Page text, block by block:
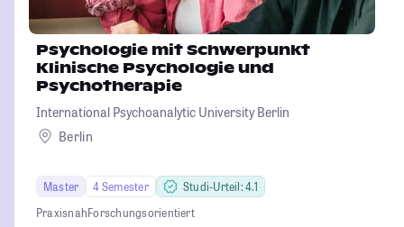
Psychologie mit Schwerpunkt
Klinische Psychologie und
Psychotherapie
International Psychoanalytic University Berlin
Berlin
Master 4 Semester
Studi-Urteil: 4.1
PraxisnahForschungsorientiert